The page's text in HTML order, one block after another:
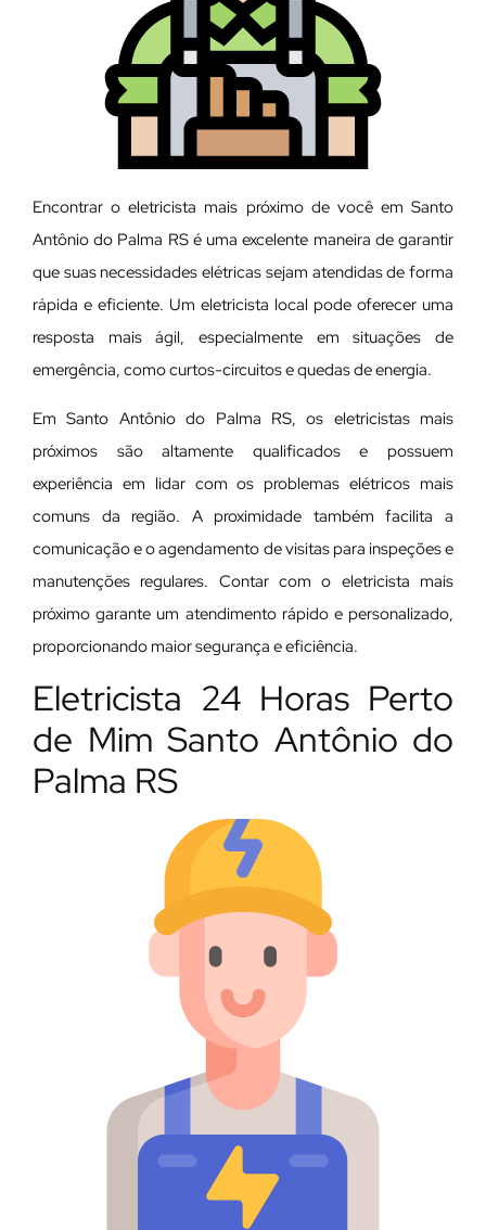
Encontrar o eletricista mais próximo de você em Santo
Antônio do Palma RS é uma excelente maneira de garantir
que suas necessidades elétricas sejam atendidas de forma
rápida e eficiente. Um eletricista local pode oferecer uma
resposta mais ágil, especialmente em situações de
emergência, como curtos-circuitos e quedas de energia.
Em Santo Antônio do Palma RS, os eletricistas mais
próximos são altamente qualificados e possuem
experiência em lidar com os problemas elétricos mais
comuns da região. A proximidade também facilita a
comunicação e o agendamento de visitas para inspeções e
manutenções regulares. Contar com o eletricista mais
próximo garante um atendimento rápido e personalizado,
proporcionando maior segurança e eficiência.
Eletricista 24 Horas Perto
de Mim Santo Antônio do
Palma RS